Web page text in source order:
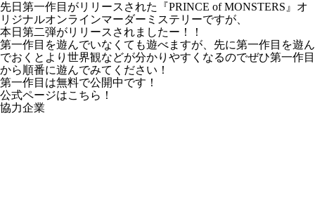
先日第一作目がリリースされた『PRINCE of MONSTERS』オ
リジナルオンラインマーダーミステリーですが、
本日第二弾がリリースされましたー！！
第一作目を遊んでいなくても遊べますが、先に第一作目を遊ん
でおくとより世界観などが分かりやすくなるのでぜひ第一作目
から順番に遊んでみてください！
第一作目は無料で公開中です！
公式ページはこちら！
協力企業